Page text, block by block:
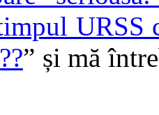
URSS
” și mă